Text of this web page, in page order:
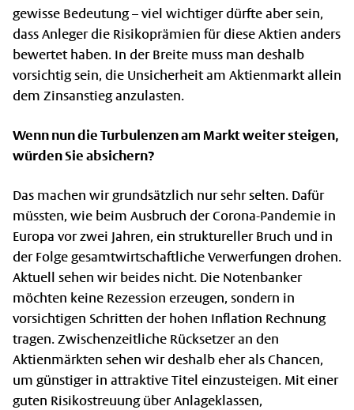
gewisse Bedeutung – viel wichtiger dürfte aber sein,
dass Anleger die Risikoprämien für diese Aktien anders
bewertet haben. In der Breite muss man deshalb
vorsichtig sein, die Unsicherheit am Aktienmarkt allein
dem Zinsanstieg anzulasten.
Wenn nun die Turbulenzen am Markt weiter steigen,
würden Sie absichern?
Das machen wir grundsätzlich nur sehr selten. Dafür
müssten, wie beim Ausbruch der Corona-Pandemie in
Europa vor zwei Jahren, ein struktureller Bruch und in
der Folge gesamtwirtschaftliche Verwerfungen drohen.
Aktuell sehen wir beides nicht. Die Notenbanker
möchten keine Rezession erzeugen, sondern in
vorsichtigen Schritten der hohen Inflation Rechnung
tragen. Zwischenzeitliche Rücksetzer an den
Aktienmärkten sehen wir deshalb eher als Chancen,
um günstiger in attraktive Titel einzusteigen. Mit einer
guten Risikostreuung über Anlageklassen,